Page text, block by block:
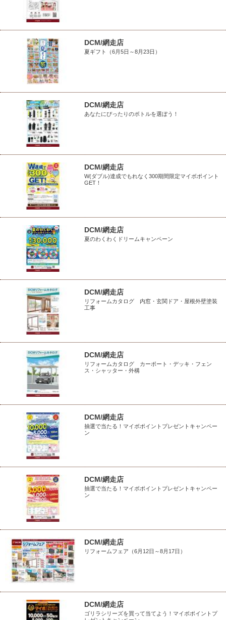
DCM/網走店
夏ギフト（6月5日～8月23日）
DCM/網走店
あなたにぴったりのボトルを選ぼう！
DCM/網走店
W(ダブル)達成でもれなく300期間限定マイボポイント
GET！
DCM/網走店
夏のわくわくドリームキャンペーン
DCM/網走店
リフォームカタログ 内窓・玄関ドア・屋根外壁塗装
工事
DCM/網走店
リフォームカタログ カーポート・デッキ・フェン
ス・シャッター・外構
DCM/網走店
抽選で当たる！マイボポイントプレゼントキャンペー
ン
DCM/網走店
抽選で当たる！マイボポイントプレゼントキャンペー
ン
DCM/網走店
リフォームフェア（6月12日～8月17日）
DCM/網走店
ゴリラシリーズを買って当てよう！マイボポイントプ